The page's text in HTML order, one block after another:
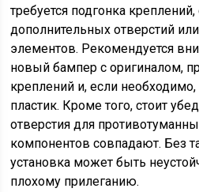
требуется подгонка
дополнительных отверстий
элементов. Рекомендуется
новый бампер с оригиналом,
креплений и, если необходимо,
пластик. Кроме того, стоит
отверстия для
компонентов совпадают. Без
установка может быть
плохому прилеганию.